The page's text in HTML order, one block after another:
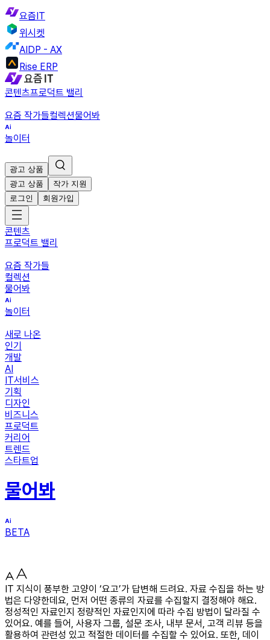
요즘IT
위시켓
AIDP - AX
Rise ERP
콘텐츠프로덕트 밸리
요즘 작가들컬렉션물어봐
놀이터
광고 상품
광고 상품
작가 지원
로그인
회원가입
콘텐츠
프로덕트 밸리
요즘 작가들
컬렉션
물어봐
놀이터
새로 나온
인기
개발
AI
IT서비스
기획
디자인
비즈니스
프로덕트
커리어
트렌드
스타트업
물어봐
BETA
IT 지식이 풍부한 고양이 ‘요고’가 답변해 드려요. 자료 수집을 하는 방
법은 다양한데요, 먼저 어떤 종류의 자료를 수집할지 결정해야 해요.
정성적인 자료인지 정량적인 자료인지에 따라 수집 방법이 달라질 수
있어요. 예를 들어, 사용자 그룹, 설문 조사, 내부 문서, 고객 리뷰 등을
활용하여 관련성 있고 적절한 데이터를 수집할 수 있어요. 또한, 데이